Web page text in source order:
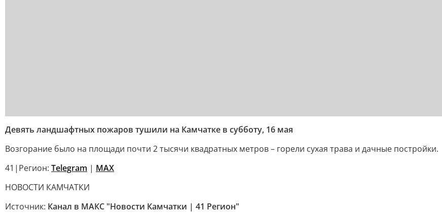
Девять ландшафтных пожаров тушили на Камчатке в субботу, 16 мая
Возгорание было на площади почти 2 тысячи квадратных метров – горели сухая трава и дачные постройки.
41|Регион: Telegram | MAX
НОВОСТИ КАМЧАТКИ
Источник: Канал в МАКС "Новости Камчатки | 41 Регион"